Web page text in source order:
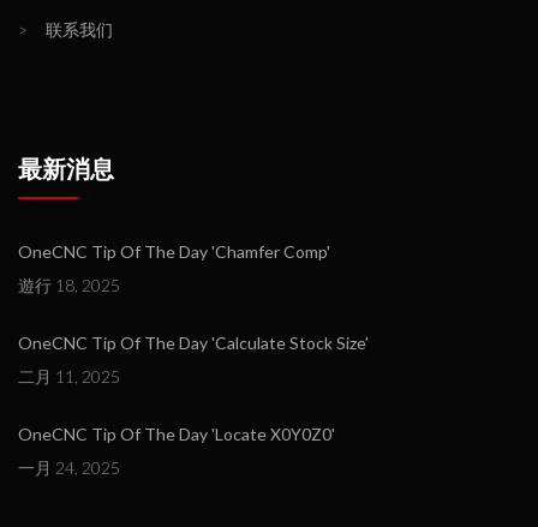
> 联系我们
最新消息
OneCNC Tip Of The Day 'Chamfer Comp'
遊行 18, 2025
OneCNC Tip Of The Day 'Calculate Stock Size'
二月 11, 2025
OneCNC Tip Of The Day 'Locate X0Y0Z0'
一月 24, 2025